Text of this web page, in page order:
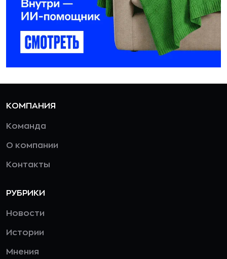
КОМПАНИЯ
Команда
О компании
Контакты
РУБРИКИ
Новости
Истории
Мнения